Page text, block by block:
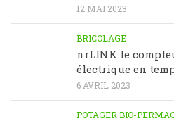
12 MAI 2023
BRICOLAGE
nrLINK le
électrique en
6 AVRIL 2023
POTAGER BIO-